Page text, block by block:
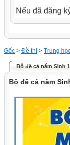
Nếu đã đăng
Gốc > Đề thi > Trung
Bộ đề cả năm Sinh
Bộ đề cả năm